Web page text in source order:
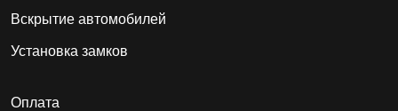
Вскрытие автомобилей
Установка замков
Оплата